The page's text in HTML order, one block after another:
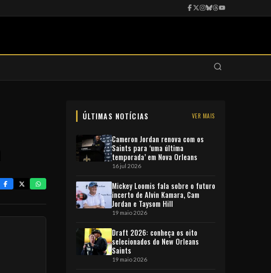
ÚLTIMAS NOTÍCIAS VER MAIS
Cameron Jordan renova com os
Saints para ‘uma última
temporada’ em Nova Orleans
16 jul 2026
Mickey Loomis fala sobre o futuro
incerto de Alvin Kamara, Cam
Jordan e Taysom Hill
19 maio 2026
Draft 2026: conheça os oito
selecionados do New Orleans
Saints
19 maio 2026